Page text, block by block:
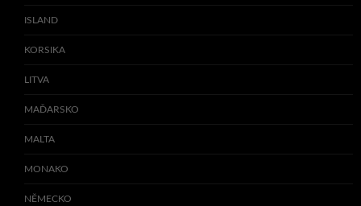
ISLAND
KORSIKA
LITVA
MAĎARSKO
MALTA
MONAKO
NĚMECKO